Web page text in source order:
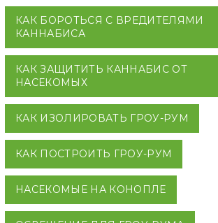
КАК БОРОТЬСЯ С ВРЕДИТЕЛЯМИ
КАННАБИСА
КАК ЗАЩИТИТЬ КАННАБИС ОТ
НАСЕКОМЫХ
КАК ИЗОЛИРОВАТЬ ГРОУ-РУМ
КАК ПОСТРОИТЬ ГРОУ-РУМ
НАСЕКОМЫЕ НА КОНОПЛЕ